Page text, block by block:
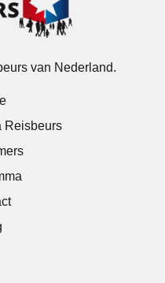
van Nederland.
Reisbeurs